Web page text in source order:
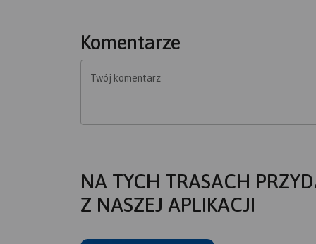
Komentarze
Twój komentarz
NA TYCH TRASACH
Z NASZEJ APLIKACJI